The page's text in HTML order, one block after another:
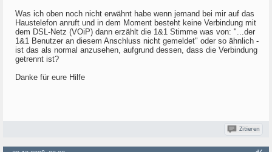
Was ich oben noch nicht erwähnt habe wenn jemand bei mir auf das
Haustelefon anruft und in dem Moment besteht keine Verbindung mit
dem DSL-Netz (VOiP) dann erzählt die 1&1 Stimme was von: "...der
1&1 Benutzer an diesem Anschluss nicht gemeldet" oder so ähnlich -
ist das als normal anzusehen, aufgrund dessen, dass die Verbindung
getrennt ist?
Danke für eure Hilfe
Zitieren